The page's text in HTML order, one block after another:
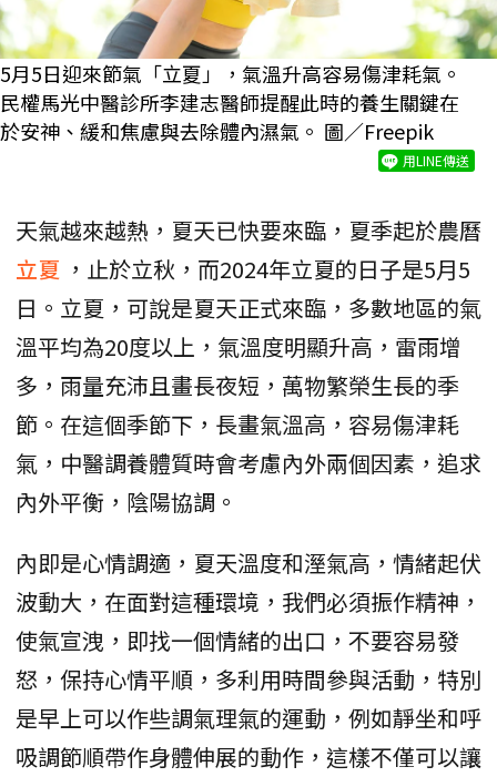
5月5日迎來節氣「立夏」，氣溫升高容易傷津耗氣。
民權馬光中醫診所李建志醫師提醒此時的養生關鍵在
於安神、緩和焦慮與去除體內濕氣。 圖／Freepik
用LINE傳送
天氣越來越熱，夏天已快要來臨，夏季起於農曆
立夏 ，止於立秋，而2024年立夏的日子是5月5
日。立夏，可說是夏天正式來臨，多數地區的氣
溫平均為20度以上，氣溫度明顯升高，雷雨增
多，雨量充沛且畫長夜短，萬物繁榮生長的季
節。在這個季節下，長畫氣溫高，容易傷津耗
氣，中醫調養體質時會考慮內外兩個因素，追求
內外平衡，陰陽協調。
內即是心情調適，夏天溫度和溼氣高，情緒起伏
波動大，在面對這種環境，我們必須振作精神，
使氣宣洩，即找一個情緒的出口，不要容易發
怒，保持心情平順，多利用時間參與活動，特別
是早上可以作些調氣理氣的運動，例如靜坐和呼
吸調節順帶作身體伸展的動作，這樣不僅可以讓